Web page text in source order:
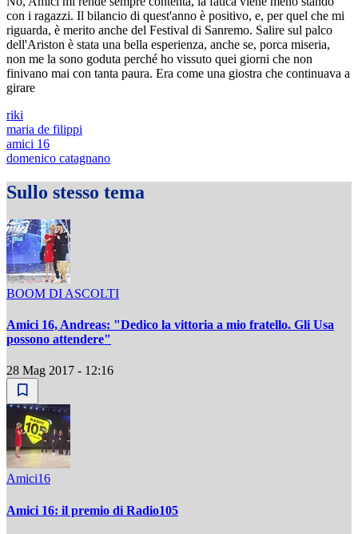
con i ragazzi. Il bilancio di quest'anno è positivo, e, per quel che mi
riguarda, è merito anche del Festival di Sanremo. Salire sul palco
dell'Ariston è stata una bella esperienza, anche se, porca miseria,
non me la sono goduta perché ho vissuto quei giorni che non
finivano mai con tanta paura. Era come una giostra che continuava a
girare
riki
maria de filippi
amici 16
domenico catagnano
Sullo stesso tema
BOOM DI ASCOLTI
Amici 16, Andreas: "Dedico la vittoria a mio fratello. Gli Usa
possono attendere"
28 Mag 2017 - 12:16
Amici16
Amici 16: il premio di Radio105